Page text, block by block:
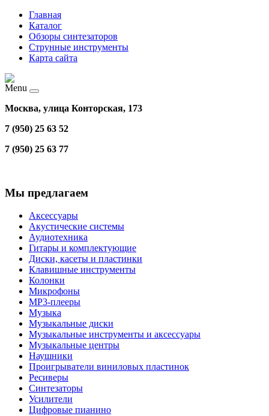
Главная
Каталог
Обзоры синтезаторов
Струнные инструменты
Карта сайта
Menu
Москва, улица Конторская, 173
7 (950) 25 63 52
7 (950) 25 63 77
Мы предлагаем
Аксессуары
Акустические системы
Аудиотехника
Гитары и комплектующие
Диски, касеты и пластинки
Клавишные инструменты
Колонки
Микрофоны
МР3-плееры
Музыка
Музыкальные диски
Музыкальные инструменты и аксессуары
Музыкальные центры
Наушники
Проигрыватели виниловых пластинок
Ресиверы
Синтезаторы
Усилители
Цифровые пианино